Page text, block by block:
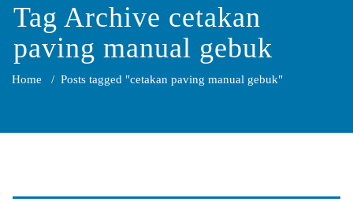
Pemecah Batu
Tag Archive cetakan
paving manual gebuk
Home / Posts tagged "cetakan paving manual gebuk"